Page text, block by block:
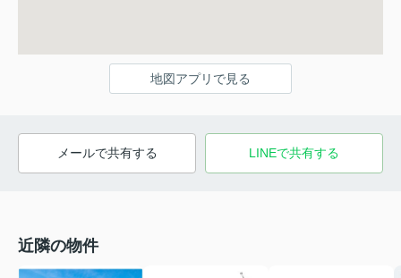
地図アプリで見る
メールで共有する LINEで共有する
近隣の物件